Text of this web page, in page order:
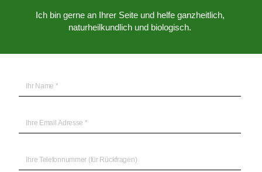
Ich bin gerne an Ihrer Seite und helfe ganzheitlich,
naturheilkundlich und biologisch.